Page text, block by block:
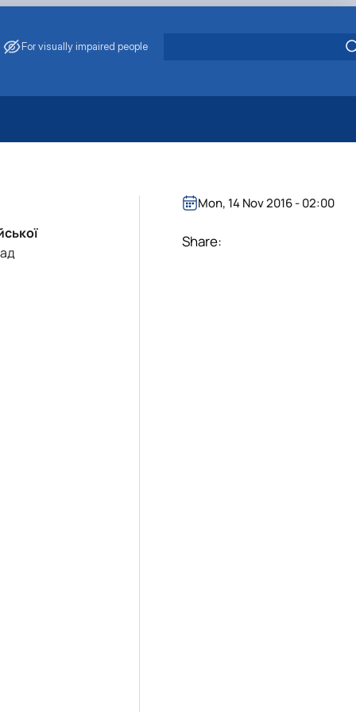
For visually impaired people
Saving
Mon, 14 Nov 2016 - 02:00
Share: